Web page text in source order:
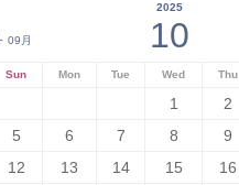
09月
2025
10
Sun Mon Tue Wed Thu
1 2
5
6 7 8 9
12
13 14 15 16